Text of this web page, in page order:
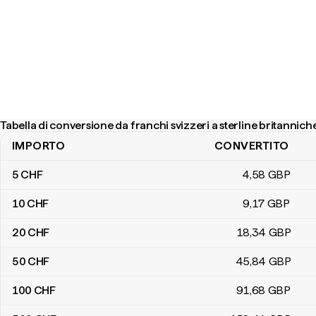
Tabella di conversione da franchi svizzeri a sterline
Tabella di conversione da franchi svizzeri a sterline britanniche
IMPORTO CONVERTITO
5 CHF 4,58 GBP
10 CHF 9,17 GBP
20 CHF 18,34 GBP
50 CHF 45,84 GBP
100 CHF 91,68 GBP